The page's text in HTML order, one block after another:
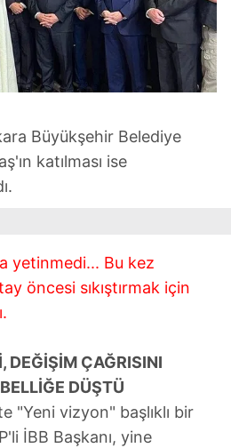
Büyükşehir Belediye
katılması ise
yetinmedi... Bu kez
öncesi sıkıştırmak için
DEĞİŞİM ÇAĞRISINI
DÜŞTÜ
"Yeni vizyon" başlıklı bir
İBB Başkanı, yine